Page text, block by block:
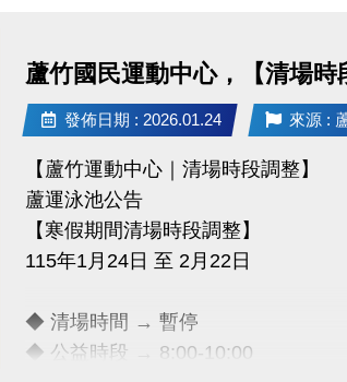
-官網 : https://www.lzsports.com.tw/
-FB : 桃園市蘆竹國民運動中心
-IG : @luzhusports
蘆竹國民運動中心，【清場時
發佈日期 : 2026.01.24 來源 :
【蘆竹運動中心｜清場時段調整】
蘆運泳池公告
【寒假期間清場時段調整】
115年1月24日 至 2月22日
◆ 清場時間 → 暫停
◆ 公益時段 → 8:00-10:00